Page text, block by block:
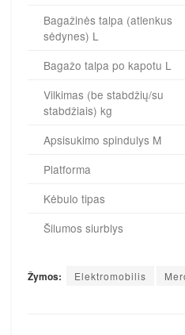
Bagažinės talpa (atlenkus
sėdynes) L
Bagažo talpa po kapotu L
Vilkimas (be stabdžių/su
stabdžiais) kg
Apsisukimo spindulys M
Platforma
Kėbulo tipas
Šilumos siurblys
Žymos: Elektromobilis